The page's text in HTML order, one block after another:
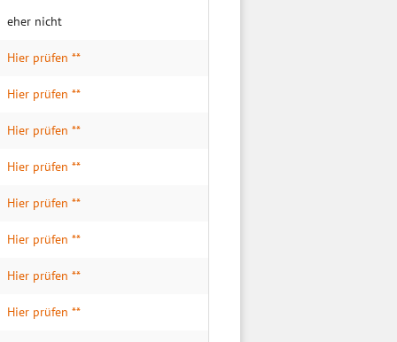
eher nicht
Hier prüfen **
Hier prüfen **
Hier prüfen **
Hier prüfen **
Hier prüfen **
Hier prüfen **
Hier prüfen **
Hier prüfen **